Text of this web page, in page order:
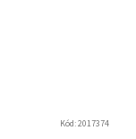
Kód:2017374